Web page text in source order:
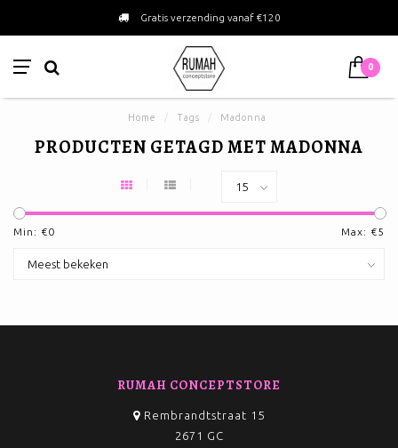
Gratis verzending vanaf €120
0
Home Tags Madonna
PRODUCTEN GETAGD MET MADONNA
Min: €0 Max: €5
RUMAH CONCEPTSTORE
Rembrandtstraat 15
2671 GC